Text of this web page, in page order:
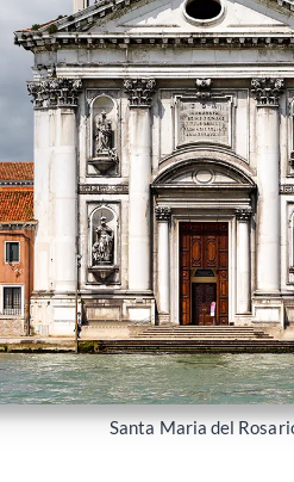
Santa Maria del